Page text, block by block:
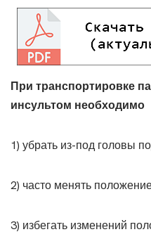
При транспортировке
инсультом необходимо
1) убрать из-под головы
2) часто менять
3) избегать изменений